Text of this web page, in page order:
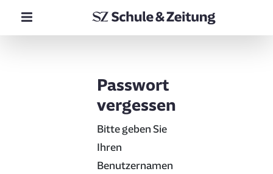
Passwort
vergessen
Bitte geben Sie
Ihren
Benutzernamen